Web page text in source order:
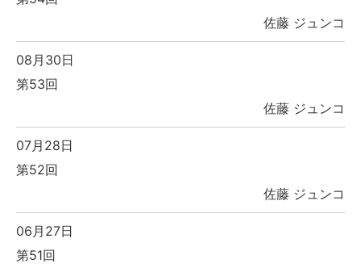
佐藤 ジュンコ
08月30日
第53回
佐藤 ジュンコ
07月28日
第52回
佐藤 ジュンコ
06月27日
第51回